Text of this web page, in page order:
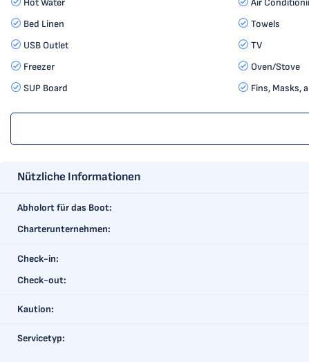
Hot Water
Air
Bed Linen
Towels
USB Outlet
TV
Freezer
Oven/Stove
SUP Board
Fins, Masks,
Nützliche Informationen
Abholort für das Boot:
Charterunternehmen:
Check-in:
Check-out:
Kaution:
Servicetyp: